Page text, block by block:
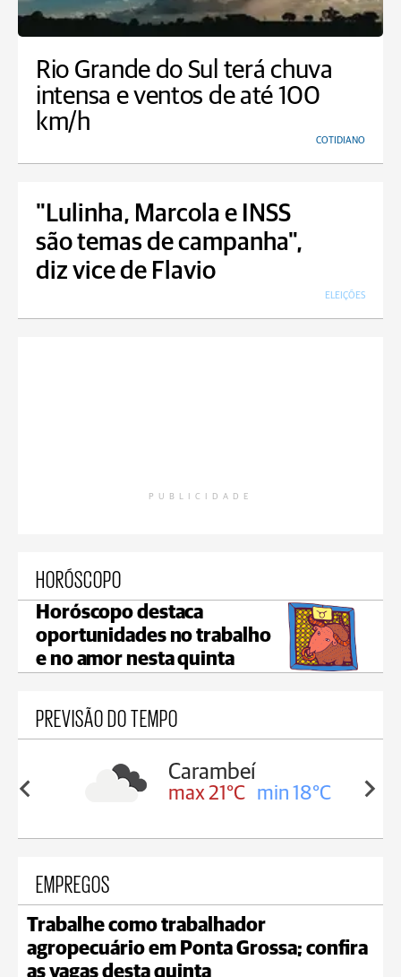
Rio Grande do Sul terá chuva
intensa e ventos de até 100
km/h
COTIDIANO
"Lulinha, Marcola e INSS
são temas de campanha",
diz vice de Flavio
ELEIÇÕES
PUBLICIDADE
HORÓSCOPO
Horóscopo destaca
oportunidades no trabalho
e no amor nesta quinta
PREVISÃO DO TEMPO
19°C
Carambeí
max 21°C min 18°C
EMPREGOS
Trabalhe como trabalhador
agropecuário em Ponta Grossa; confira
as vagas desta quinta